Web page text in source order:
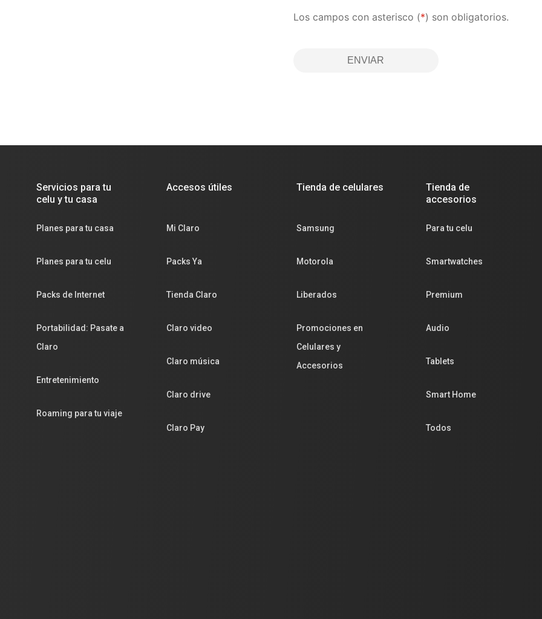
Los campos con asterisco (*) son obligatorios.
ENVIAR
Servicios para tu
celu y tu casa
Planes para tu casa
Planes para tu celu
Packs de Internet
Portabilidad: Pasate a
Claro
Entretenimiento
Roaming para tu viaje
Accesos útiles
Mi Claro
Packs Ya
Tienda Claro
Claro video
Claro música
Claro drive
Claro Pay
Tienda de celulares
Samsung
Motorola
Liberados
Promociones en
Celulares y
Accesorios
Tienda de
accesorios
Para tu celu
Smartwatches
Premium
Audio
Tablets
Smart Home
Todos